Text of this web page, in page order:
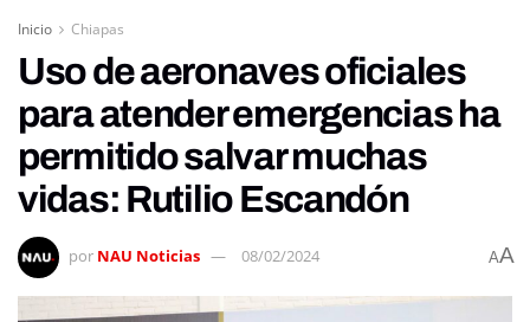
Inicio Chiapas
Uso de aeronaves oficiales
para atender emergencias ha
permitido salvar muchas
vidas: Rutilio Escandón
por NAU Noticias 08/02/2024 AA